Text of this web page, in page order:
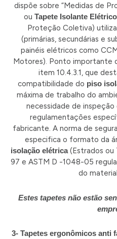
dispõe sobre “Medidas de
ou Tapete Isolante Elétrico
Proteção Coletiva)
(primárias, secundárias e
painéis elétricos como
Motores). Ponto importante
item 10.4.3.1, que
compatibilidade do piso
máxima de trabalho do
necessidade de
regulamentações
fabricante. A norma de
especifica o formato da
isolação elétrica(Estrados ou
97 e ASTM D -1048-05
do
Estes tapetes não estão
3- Tapetes ergonômicos anti